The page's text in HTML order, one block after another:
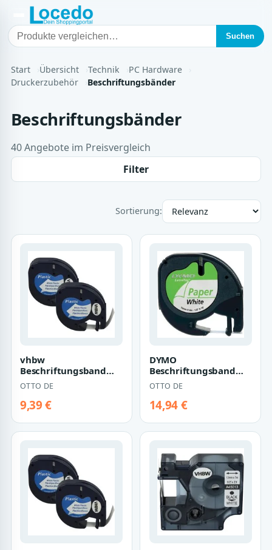
Suchen
Start Übersicht Technik
PC Hardware
Druckerzubehör
Beschriftungsbänder
Beschriftungsbänder
40 Angebote im Preisvergleich
Filter
Sortierung:
vhbw
Beschriftungsband
passend für Dymo
LetraTag XR
Beschriftungsgerät…
OTTO DE
9,39 €
DYMO
Beschriftungsband
Schriftband 91200
weiß
OTTO DE
14,94 €